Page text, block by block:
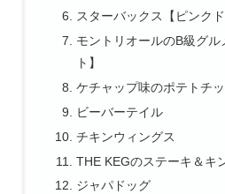
スターバックス【ピンクド
モントリオールのB級グ
ト】
ケチャップ味のポテトチ
ビーバーテイル
チキンウィングス
THE KEGのステーキ＆キ
ジャパドッグ